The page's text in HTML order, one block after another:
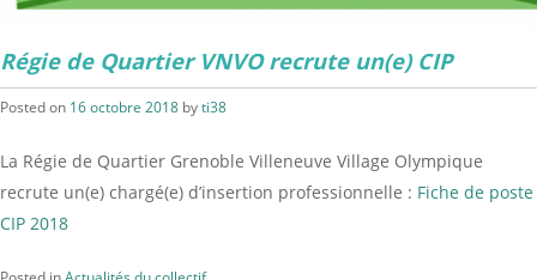
Régie de Quartier VNVO recrute un(e) CIP
Posted on 16 octobre 2018 byti38
La Régie de Quartier Grenoble Villeneuve Village Olympique
recrute un(e) chargé(e) d’insertion professionnelle : Fiche de poste
CIP 2018